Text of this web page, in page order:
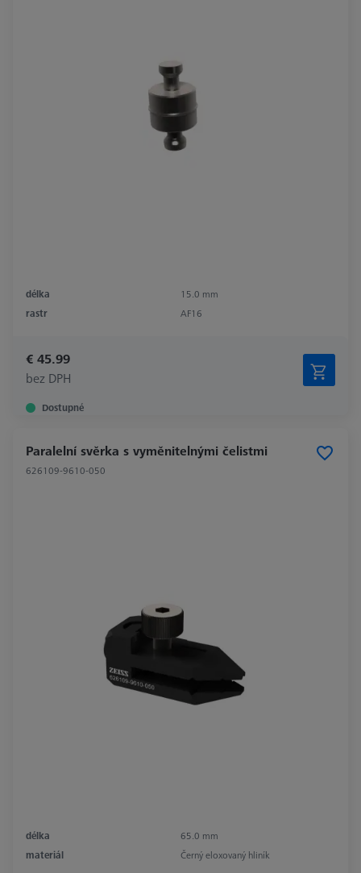
délka
15.0 mm
rastr
AF16
€ 45.99
bez DPH
Dostupné
Paralelní svěrka s vyměnitelnými čelistmi
626109-9610-050
délka
65.0 mm
materiál
Černý eloxovaný hliník